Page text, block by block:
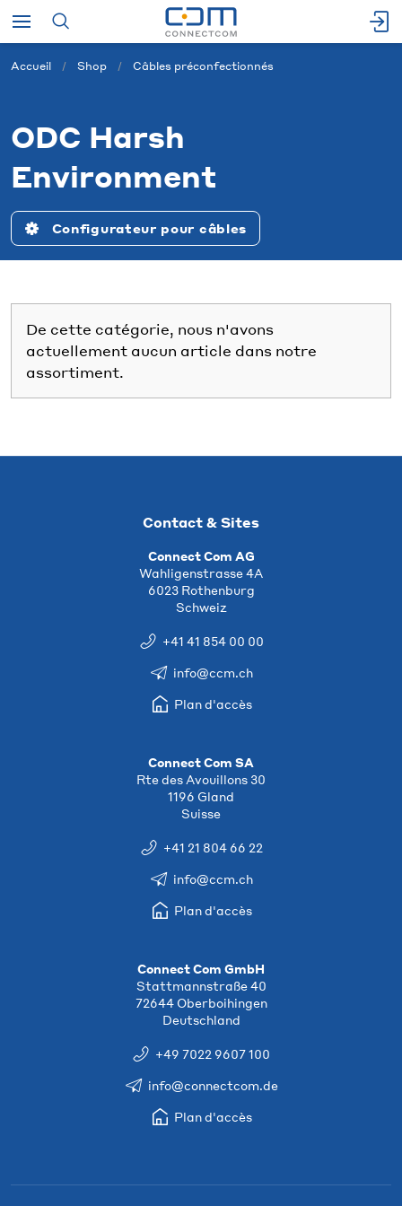
Accueil Shop Câbles préconfectionnés
ODC Harsh
Environment
Configurateur pour câbles
De cette catégorie, nous n'avons
actuellement aucun article dans notre
assortiment.
Contact & Sites
Connect Com AG
Wahligenstrasse 4A
6023 Rothenburg
Schweiz
+41 41 854 00 00
info@ccm.ch
Plan d'accès
Connect Com SA
Rte des Avouillons 30
1196 Gland
Suisse
+41 21 804 66 22
info@ccm.ch
Plan d'accès
Connect Com GmbH
Stattmannstraße 40
72644 Oberboihingen
Deutschland
+49 7022 9607 100
info@connectcom.de
Plan d'accès